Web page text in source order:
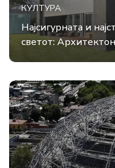
КУЛТУРА
Најсигурната и
светот: